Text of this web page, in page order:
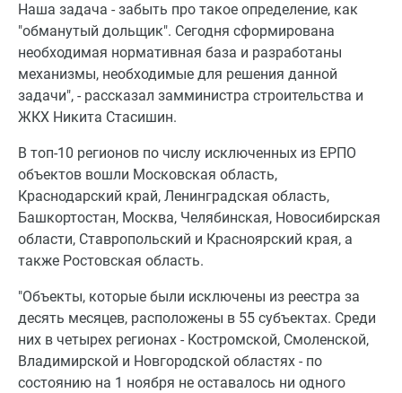
Наша задача - забыть про такое определение, как
"обманутый дольщик". Сегодня сформирована
необходимая нормативная база и разработаны
механизмы, необходимые для решения данной
задачи", - рассказал замминистра строительства и
ЖКХ Никита Стасишин.
В топ-10 регионов по числу исключенных из ЕРПО
объектов вошли Московская область,
Краснодарский край, Ленинградская область,
Башкортостан, Москва, Челябинская, Новосибирская
области, Ставропольский и Красноярский края, а
также Ростовская область.
"Объекты, которые были исключены из реестра за
десять месяцев, расположены в 55 субъектах. Среди
них в четырех регионах - Костромской, Смоленской,
Владимирской и Новгородской областях - по
состоянию на 1 ноября не оставалось ни одного